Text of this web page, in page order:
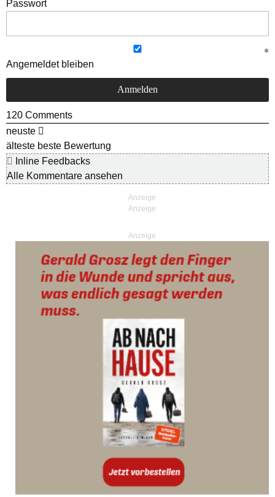
Passwort
Angemeldet bleiben
120 Comments
neuste
älteste beste Bewertung
Inline Feedbacks
Alle Kommentare ansehen
Anzeige